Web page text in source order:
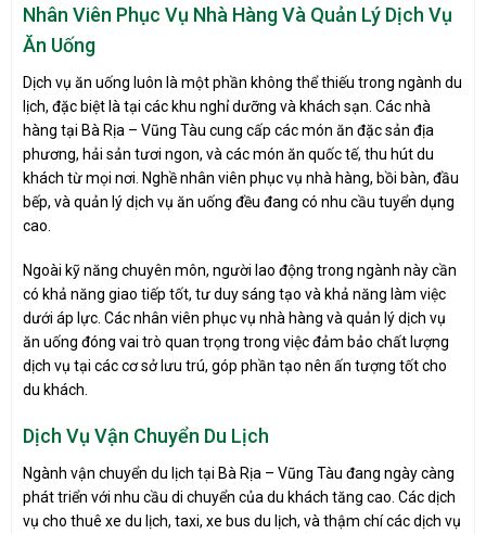
Nhân Viên Phục Vụ Nhà Hàng Và Quản Lý Dịch Vụ
Ăn Uống
Dịch vụ ăn uống luôn là một phần không thể thiếu trong ngành du
lịch, đặc biệt là tại các khu nghỉ dưỡng và khách sạn. Các nhà
hàng tại Bà Rịa – Vũng Tàu cung cấp các món ăn đặc sản địa
phương, hải sản tươi ngon, và các món ăn quốc tế, thu hút du
khách từ mọi nơi. Nghề nhân viên phục vụ nhà hàng, bồi bàn, đầu
bếp, và quản lý dịch vụ ăn uống đều đang có nhu cầu tuyển dụng
cao.
Ngoài kỹ năng chuyên môn, người lao động trong ngành này cần
có khả năng giao tiếp tốt, tư duy sáng tạo và khả năng làm việc
dưới áp lực. Các nhân viên phục vụ nhà hàng và quản lý dịch vụ
ăn uống đóng vai trò quan trọng trong việc đảm bảo chất lượng
dịch vụ tại các cơ sở lưu trú, góp phần tạo nên ấn tượng tốt cho
du khách.
Dịch Vụ Vận Chuyển Du Lịch
Ngành vận chuyển du lịch tại Bà Rịa – Vũng Tàu đang ngày càng
phát triển với nhu cầu di chuyển của du khách tăng cao. Các dịch
vụ cho thuê xe du lịch, taxi, xe bus du lịch, và thậm chí các dịch vụ